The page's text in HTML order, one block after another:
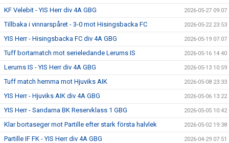
KF Velebit - YIS Herr div 4A GBG 2026-05-27 09:07
Tillbaka i vinnarspåret - 3-0 mot Hisingsbacka FC 2026-05-22 23:53
YIS Herr - Hisingsbacka FC div 4A GBG 2026-05-19 07:07
Tuff bortamatch mot serieledande Lerums IS 2026-05-16 14:40
Lerums IS - YIS Herr div 4A GBG 2026-05-13 10:59
Tuff match hemma mot Hjuviks AIK 2026-05-08 23:33
YIS Herr - Hjuviks AIK div 4A GBG 2026-05-06 13:22
YIS Herr - Sandarna BK Reservklass 1 GBG 2026-05-05 10:42
Klar bortaseger mot Partille efter stark första halvlek 2026-05-02 19:38
Partille IF FK - YIS Herr div 4A GBG 2026-04-29 07:51